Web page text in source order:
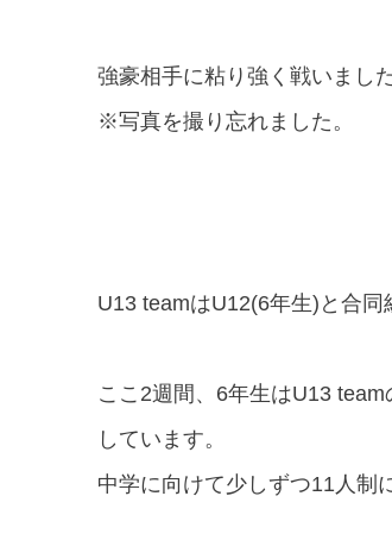
強豪相手に粘り強く戦いまし
※写真を撮り忘れました。
U13 teamはU12(6年生)と合同
ここ2週間、6年生はU13
しています。
中学に向けて少しずつ11人制